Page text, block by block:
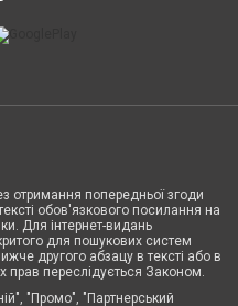
отримання попередньої згоди
обов'язкового посилання на
Для інтернет-видань
для пошукових систем
другого абзацу в тексті або в
прав переслідується Законом.
"Промо", "Партнерський